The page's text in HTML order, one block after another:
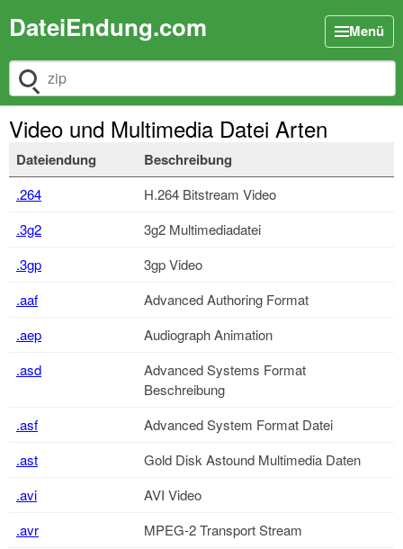
DateiEndung.com Menü
Dateiendung suchen
Video und Multimedia Datei Arten
Dateiendung Beschreibung
.264
H.264 Bitstream Video
.3g2
3g2 Multimediadatei
.3gp
3gp Video
.aaf
Advanced Authoring Format
.aep
Audiograph Animation
.asd
Advanced Systems Format
Beschreibung
.asf
Advanced System Format Datei
.ast
Gold Disk Astound Multimedia Daten
.avi
AVI Video
.avr
MPEG-2 Transport Stream